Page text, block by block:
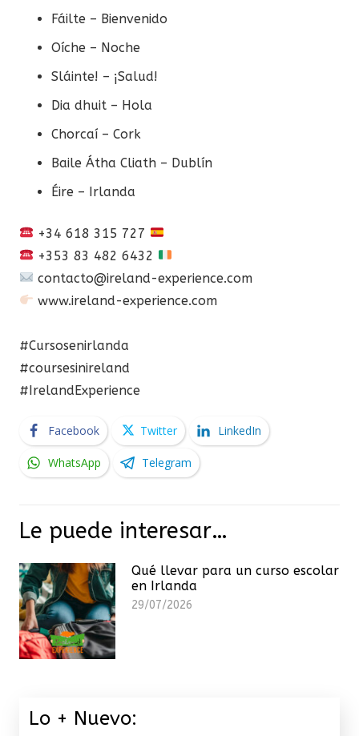
Fáilte – Bienvenido
Oíche – Noche
Sláinte! – ¡Salud!
Dia dhuit – Hola
Chorcaí – Cork
Baile Átha Cliath – Dublín
Éire – Irlanda
+34 618 315 727
+353 83 482 6432
contacto@ireland-experience.com
www.ireland-experience.com
#Cursosenirlanda
#coursesinireland
#IrelandExperience
Facebook Twitter LinkedIn
WhatsApp Telegram
Le puede interesar…
Qué llevar para un curso escolar
en Irlanda
29/07/2026
Lo + Nuevo: